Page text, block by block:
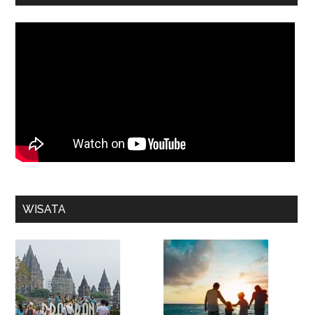
WISATA